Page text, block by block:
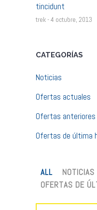
tincidunt
trek - 4 octubre, 2013
CATEGORÍAS
Noticias
Ofertas actuales
Ofertas anteriores
Ofertas de última
ALL
NOTICIAS
OFERTAS DE